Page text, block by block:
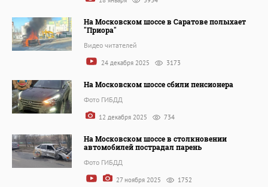
На Московском шоссе в Саратове полыхает
"Приора"
Видео читателей
24 декабря 2025 3173
На Московском шоссе сбили пенсионера
Фото ГИБДД
12 декабря 2025 734
На Московском шоссе в столкновении
автомобилей пострадал парень
Фото ГИБДД
27 ноября 2025 1752